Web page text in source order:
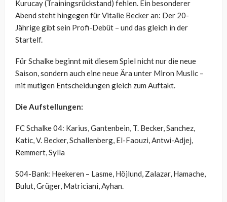
Kurucay (Trainingsrückstand) fehlen. Ein besonderer
Abend steht hingegen für Vitalie Becker an: Der 20-
Jährige gibt sein Profi-Debüt – und das gleich in der
Startelf.
Für Schalke beginnt mit diesem Spiel nicht nur die neue
Saison, sondern auch eine neue Ära unter Miron Muslic –
mit mutigen Entscheidungen gleich zum Auftakt.
Die Aufstellungen:
FC Schalke 04: Karius, Gantenbein, T. Becker, Sanchez,
Katic, V. Becker, Schallenberg, El-Faouzi, Antwi-Adjej,
Remmert, Sylla
S04-Bank: Heekeren – Lasme, Höjlund, Zalazar, Hamache,
Bulut, Grüger, Matriciani, Ayhan.